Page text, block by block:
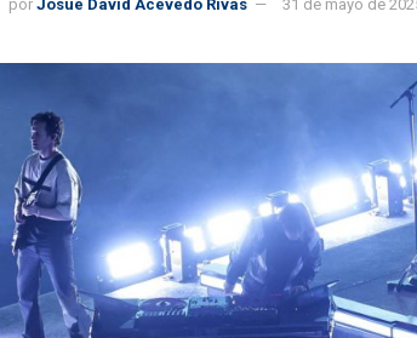
por Josue David Acevedo Rivas 31 de mayo de